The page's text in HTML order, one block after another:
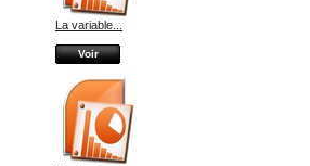
La variable...
Voir